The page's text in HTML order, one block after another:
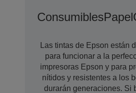
ConsumiblesPapel
Las tintas de Epson están
para funcionar a la
impresoras Epson y para
nítidos y resistentes a los
durarán generaciones. Si